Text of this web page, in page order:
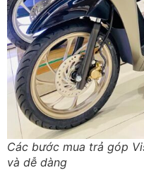
Các bước mua trả góp
và dễ dàng